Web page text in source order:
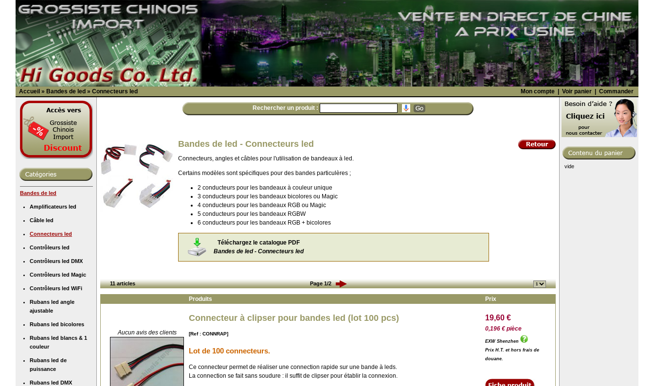
Accueil » Bandes de led » Connecteurs led Mon compte | Voir panier | Commander
Bandes de led
Amplificateurs led
Câble led
Connecteurs led
Contrôleurs led
Contrôleurs led DMX
Contrôleurs led Magic
Contrôleurs led WiFi
Rubans led angle
ajustable
Rubans led bicolores
Rubans led blancs & 1
couleur
Rubans led de
puissance
Rubans led DMX
Rechercher un produit :
Bandes de led - Connecteurs led
Connecteurs, angles et câbles pour l'utilisation de bandeaux à led.
Certains modèles sont spécifiques pour des bandes particulères ;
2 conducteurs pour les bandeaux à couleur unique
3 conducteurs pour les bandeaux bicolores ou Magic
4 conducteurs pour les bandeaux RGB ou Magic
5 conducteurs pour les bandeaux RGBW
6 conducteurs pour les bandeaux RGB + bicolores
Téléchargez le catalogue PDF
Bandes de led - Connecteurs led
11 articles Page 1/2
Produits Prix
Aucun avis des clients
Connecteur à clipser pour bandes led (lot 100 pcs)
[Ref : CONNRAP]
Lot de 100 connecteurs.
Ce connecteur permet de réaliser une connection rapide sur une bande à leds.
La connection se fait sans soudure : il suffit de clipser pour établir la connexion.
19,60 €
0,196 € pièce
EXW Shenzhen
Prix H.T. et hors frais de
douane.
vide